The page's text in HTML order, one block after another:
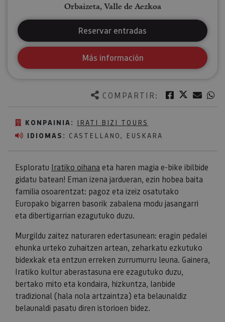
COMPARTIR: Facebook
Twitter
KONPAINIA: IRATI BIZI TOURS
IDIOMAS: CASTELLANO, EUSKARA
Esploratu Iratiko oihana eta haren magia e-bike ibilbide
gidatu batean! Eman izena jardueran, ezin hobea baita
familia osoarentzat: pagoz eta izeiz osatutako
Europako bigarren basorik zabalena modu jasangarri
eta dibertigarrian ezagutuko duzu.
Murgildu zaitez naturaren edertasunean: eragin pedalei
ehunka urteko zuhaitzen artean, zeharkatu ezkutuko
bidexkak eta entzun erreken zurrumurru leuna. Gainera,
Iratiko kultur aberastasuna ere ezagutuko duzu,
bertako mito eta kondaira, hizkuntza, lanbide
tradizional (hala nola artzaintza) eta belaunaldiz
belaunaldi pasatu diren istorioen bidez.
Orbaizeta, Valle de Aezkoa
Reservar entradas
Más información